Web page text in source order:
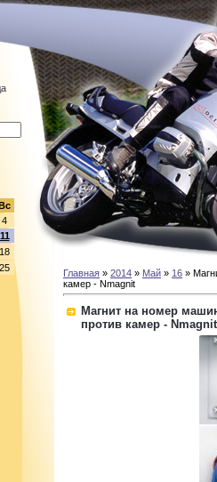
4
11
18
25
Главная » 2014 » Май » 16 »
камер - Nmagnit
Магнит на номер
против камер - Nmagnit